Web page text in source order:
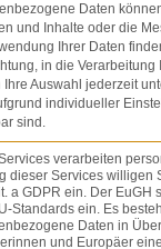
Daten
und Inhalte oder die
Ihrer Daten
in die
Ihre Auswahl jederzeit
individueller
sind.
verarbeiten
dieser Services willigen
a GDPR ein. Der EuGH
Standards ein. Es
Daten in
und Europäer